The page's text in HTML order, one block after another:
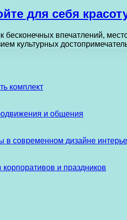
для себя
бесконечных впечатлений,
культурных
комплект
и общения
современном дизайне
и праздников